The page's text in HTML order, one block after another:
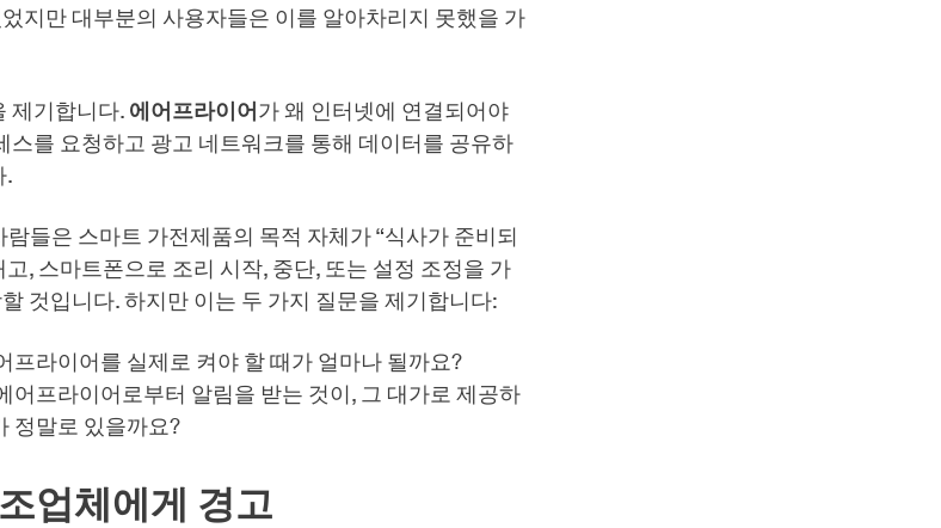
지만 대부분의 사용자들은 이를 알아차리지 못했을 가
제기합니다. 에어프라이어 가 왜 인터넷에 연결되어야
스를 요청하고 광고 네트워크를 통해 데이터를 공유하
.
들은 스마트 가전제품의 목적 자체가 “식사가 준비되
, 스마트폰으로 조리 시작, 중단, 또는 설정 조정을 가
것입니다. 하지만 이는 두 가지 질문을 제기합니다:
프라이어를 실제로 켜야 할 때가 얼마나 될까요?
어프라이어로부터 알림을 받는 것이, 그 대가로 제공하
정말로 있을까요?
업체에게 경고